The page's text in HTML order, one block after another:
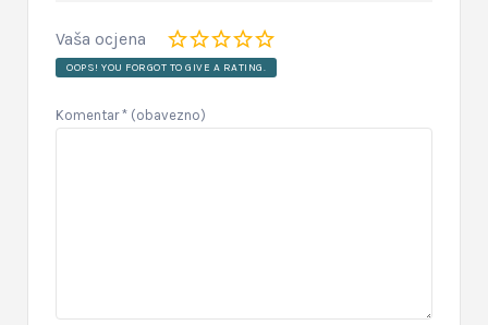
Vaša ocjena
OOPS! YOU FORGOT TO GIVE A RATING.
Komentar* (obavezno)